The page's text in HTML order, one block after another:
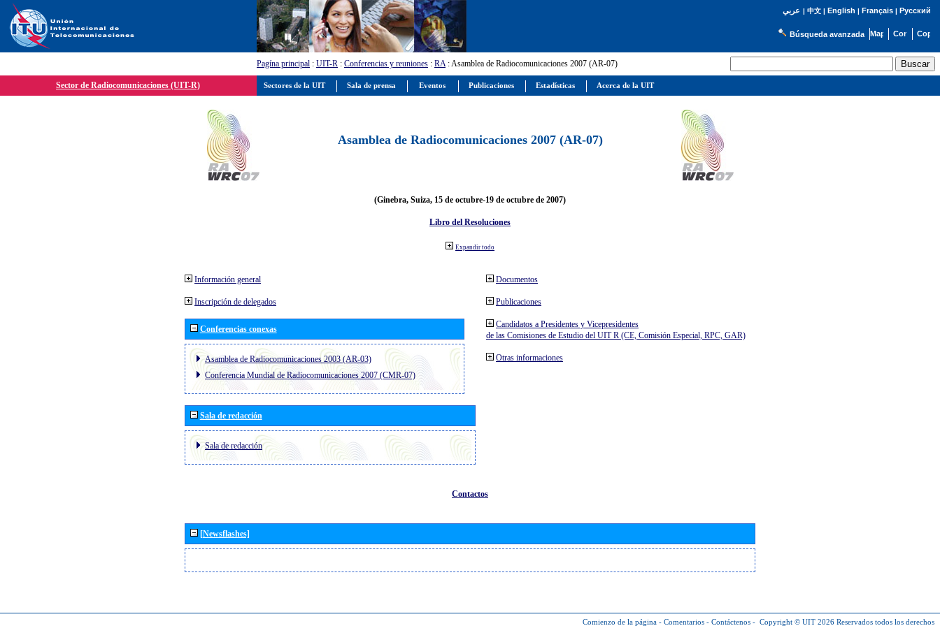
عربي | 中文| English | Français| Русский
Búsqueda avanzada
Pagína principal : UIT-R : Conferencias y reuniones : RA: Asamblea de Radiocomunicaciones 2007 (AR-07)
Sector de Radiocomunicaciones (UIT-R)
Asamblea de Radiocomunicaciones 2007 (AR-07)
(Ginebra, Suiza, 15 de octubre-19 de octubre de 2007)
Libro del Resoluciones
Expandir todo
Información general
Inscripción de delegados
Conferencias conexas
Asamblea de Radiocomunicaciones 2003 (AR-03)
Conferencia Mundial de Radiocomunicaciones 2007 (CMR-07)
Sala de redacción
Sala de redacción
Documentos
Publicaciones
Candidatos a Presidentes y Vicepresidentes
de las Comisiones de Estudio del UIT R (CE, Comisión Especial, RPC, GAR)
Otras informaciones
Contactos
[Newsflashes]
Comienzo de la página - Comentarios - Contáctenos - Copyright © UIT 2026 Reservados todos los derechos
Sectores de la UIT Sala de prensa Eventos Publicaciones Estadísticas Acerca de la UIT